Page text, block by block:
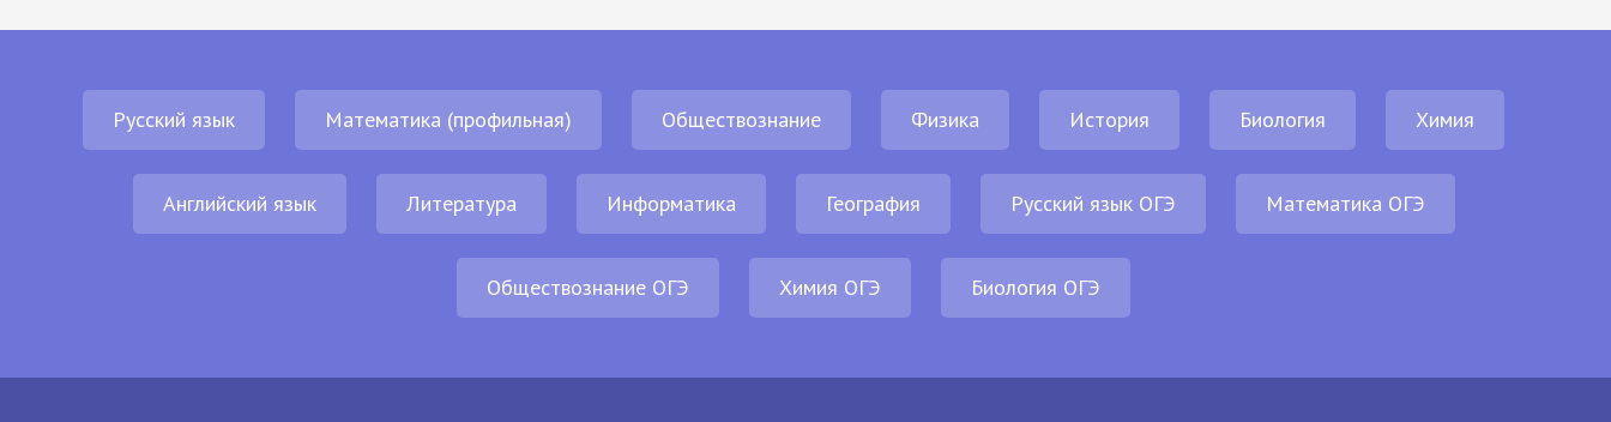
Русский язык Математика (профильная) Обществознание Физика История Биология Химия
Английский язык Литература Информатика География Русский язык ОГЭ Математика ОГЭ
Обществознание ОГЭ Химия ОГЭ Биология ОГЭ